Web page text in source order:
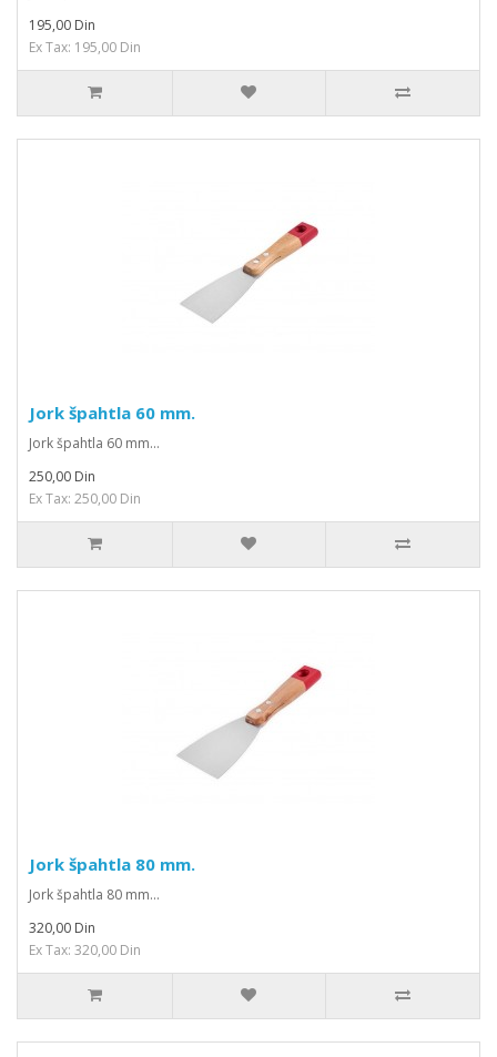
195,00 Din
Ex Tax: 195,00 Din
Jork špahtla 60 mm.
Jork špahtla 60 mm...
250,00 Din
Ex Tax: 250,00 Din
Jork špahtla 80 mm.
Jork špahtla 80 mm...
320,00 Din
Ex Tax: 320,00 Din